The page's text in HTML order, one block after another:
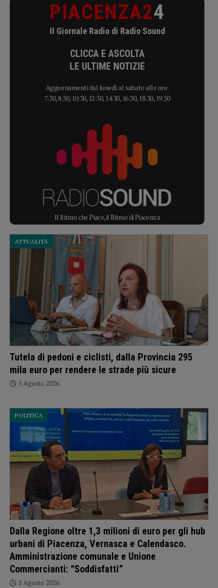
PIACENZA24
Il Giornale Radio di Radio Sound
CLICCA E ASCOLTA
LE ULTIME NOTIZIE
Aggiornamenti dal lunedì al sabato alle ore:
7:30, 8:30, 10:30, 12:30, 14:30, 16:30, 18:30, 19:30
Il Ritmo che Piace, il Ritmo di Piacenza
Tutela di pedoni e ciclisti, dalla Provincia 295
mila euro per rendere le strade più sicure
ATTUALITÀ
5 Agosto 2026
Dalla Regione oltre 1,3 milioni di euro per gli hub
urbani di Piacenza, Vernasca e Calendasco.
Amministrazione comunale e Unione
Commercianti: “Soddisfatti”
POLITICA
5 Agosto 2026